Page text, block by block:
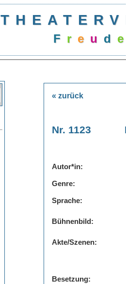
F r e u d e
« zurück
Nr. 1123
Autor*in:
Genre:
Sprache:
Bühnenbild:
Akte/Szenen:
Besetzung: